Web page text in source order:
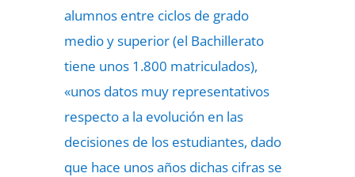
alumnos entre ciclos de grado
medio y superior (el Bachillerato
tiene unos 1.800 matriculados),
«unos datos muy representativos
respecto a la evolución en las
decisiones de los estudiantes, dado
que hace unos años dichas cifras se